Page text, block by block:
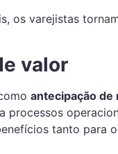
os varejistas
valor
antecipação de
processos
tanto para